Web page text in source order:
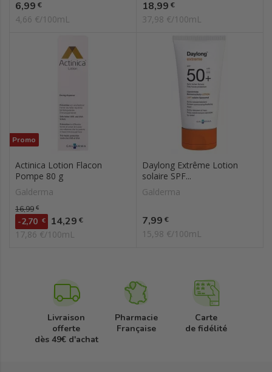
Prix
6,99 €
4,66 €/100mL
Prix
18,99 €
37,98 €/100mL
Promo
Actinica Lotion Flacon
Pompe 80 g
Galderma
Prix de base
16,99 €
-2,70 € Prix
14,29 €
17,86 €/100mL
Daylong Extrême Lotion
solaire SPF...
Galderma
Prix
7,99 €
15,98 €/100mL
Livraison
offerte
dès 49€ d'achat
Pharmacie
Française
Carte
de fidélité